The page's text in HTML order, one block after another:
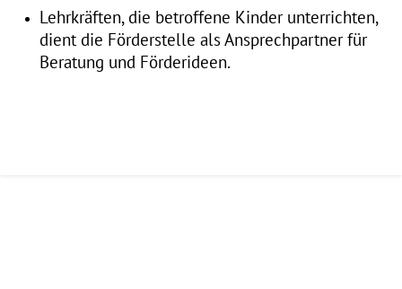
Lehrkräften, die betroffene Kinder unterrichten,
dient die Förderstelle als Ansprechpartner für
Beratung und Förderideen.